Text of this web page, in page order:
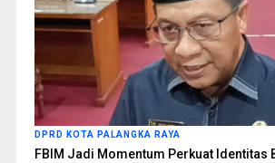
DPRD KOTA PALANGKA RAYA
FBIM Jadi Momentum Perkuat Identitas